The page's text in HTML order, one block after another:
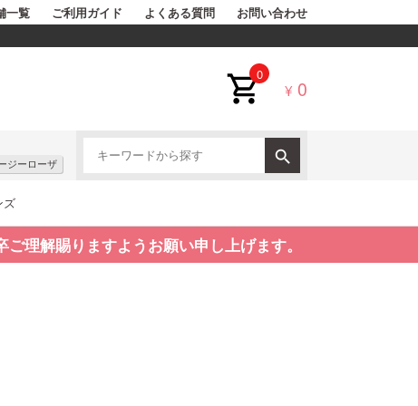
一覧 ご利用ガイド よくある質問 お問い合わせ
0
¥ 0
ジーローザ
ズ
理解賜りますようお願い申し上げます。